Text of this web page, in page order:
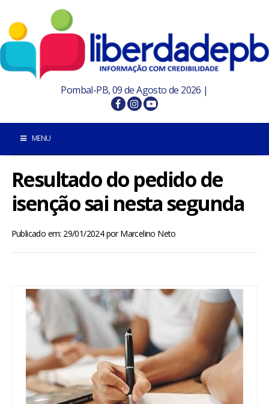
Pombal-PB, 09 de Agosto de 2026 |
MENU
POMBAL E REGIÃO
PARAÍBA
MUNDO
ESPORTES
ENTRETENIMENTO
Resultado do pedido de
isenção sai nesta segunda
Publicado em: 29/01/2024porMarcelino Neto